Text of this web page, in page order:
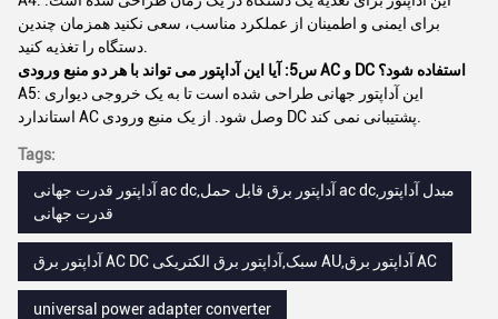
برای ایمنی و اطمینان از عملکرد مناسب، سعی نکنید همزمان چندین
دستگاه را تغذیه کنید.
س5: آیا این آداپتور می تواند با هر دو منبع ورودی AC و DC استفاده شود؟
A5: این آداپتور جهانی طراحی شده است تا به یک خروجی دیواری
استاندارد AC وصل شود. از یک منبع ورودی DC پشتیبانی نمی کند.
Tags:
آداپتور قدرت جهانی ac dc,آداپتور برق قابل حمل ac dc,مبدل آداپتور
قدرت جهانی
آداپتور برق AC DC سبک,آداپتور برق الکتریکی AU,آداپتور برق AC
universal power adapter converter